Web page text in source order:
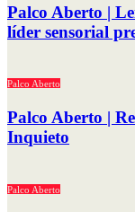
Palco Aberto |
líder sensorial
Palco Aberto
Palco Aberto |
Inquieto
Palco Aberto